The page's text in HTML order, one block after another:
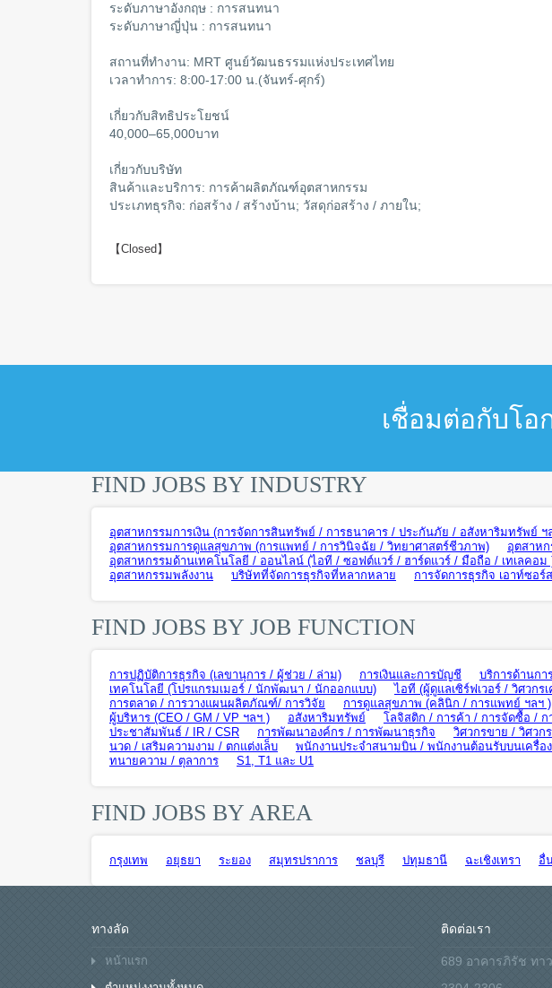
ระดับภาษาอังกฤษ : การสนทนา
ระดับภาษาญี่ปุ่น : การสนทนา
สถานที่ทำงาน: MRT ศูนย์วัฒนธรรมแห่งประเทศไทย
เวลาทำการ: 8:00-17:00 น.(จันทร์-ศุกร์)
เกี่ยวกับสิทธิประโยชน์
40,000–65,000บาท
เกี่ยวกับบริษัท
สินค้าและบริการ: การค้าผลิตภัณฑ์อุตสาหกรรม
ประเภทธุรกิจ: ก่อสร้าง / สร้างบ้าน; วัสดุก่อสร้าง / ภายใน;
【Closed】
เชื่อมต่อกับโอ
FIND JOBS BY INDUSTRY
อุตสาหกรรมการเงิน (การจัดการสินทรัพย์ / การธนาคาร / ประกันภัย / อสังหาริมทรัพย์ ฯ
อุตสาหกรรมการดูแลสุขภาพ (การแพทย์ / การวินิจฉัย / วิทยาศาสตร์ชีวภาพ)
อุตสาห
อุตสาหกรรมด้านเทคโนโลยี / ออนไลน์ (ไอที / ซอฟต์แวร์ / ฮาร์ดแวร์ / มือถือ / เทเลคอม
อุตสาหกรรมพลังงาน
บริษัทที่จัดการธุรกิจที่หลากหลาย การจัดการธุรกิจ เอาท์ซอร์
FIND JOBS BY JOB FUNCTION
การปฏิบัติการธุรกิจ (เลขานุการ / ผู้ช่วย / ล่าม) การเงินและการบัญชี บริการด้านกา
เทคโนโลยี (โปรแกรมเมอร์ / นักพัฒนา / นักออกแบบ)
ไอที (ผู้ดูแลเซิร์ฟเวอร์ / วิศวกร
การตลาด / การวางแผนผลิตภัณฑ์/ การวิจัย
การดูแลสุขภาพ (คลินิก / การแพทย์ ฯลฯ )
ผู้บริหาร (CEO / GM / VP ฯลฯ )
อสังหาริมทรัพย์ โลจิสติก / การค้า / การจัดซื้อ /
ประชาสัมพันธ์ / IR / CSR
การพัฒนาองค์กร / การพัฒนาธุรกิจ วิศวกรขาย / วิศวก
นวด / เสริมความงาม / ตกแต่งเล็บ
พนักงานประจำสนามบิน / พนักงานต้อนรับบนเครื่
ทนายความ / ตุลาการ
S1, T1 และ U1
FIND JOBS BY AREA
กรุงเทพ อยุธยา ระยอง สมุทรปราการ ชลบุรี ปทุมธานี ฉะเชิงเทรา อื่
ทางลัด
หน้าแรก
ติดต่อเรา
689 อาคารภิรัช ทา